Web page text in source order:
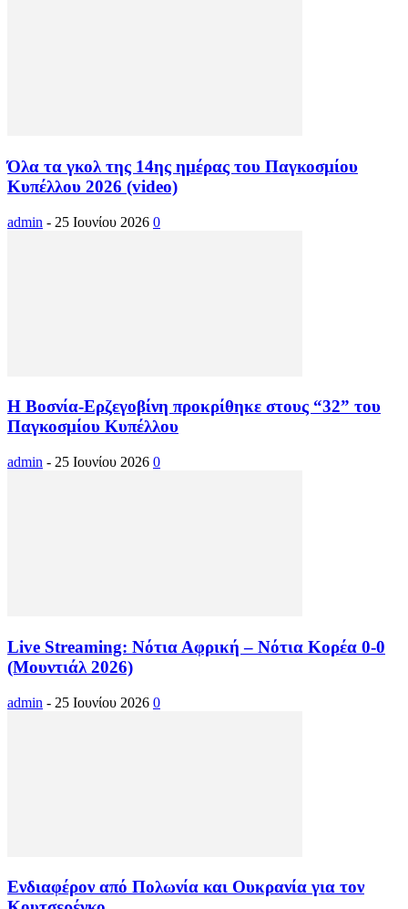
Όλα τα γκολ της 14ης ημέρας του Παγκοσμίου
Κυπέλλου 2026 (video)
admin - 25 Ιουνίου 2026 0
Η Βοσνία-Ερζεγοβίνη προκρίθηκε στους “32” του
Παγκοσμίου Κυπέλλου
admin - 25 Ιουνίου 2026 0
Live Streaming: Νότια Αφρική – Νότια Κορέα 0-0
(Μουντιάλ 2026)
admin - 25 Ιουνίου 2026 0
Ενδιαφέρον από Πολωνία και Ουκρανία για τον